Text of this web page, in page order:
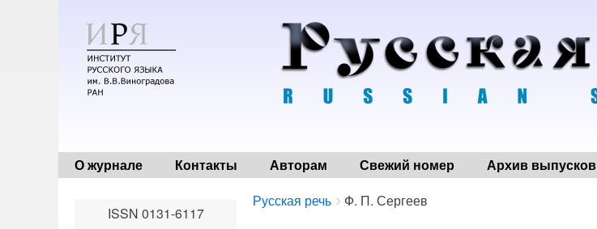
О журнале Контакты Авторам Свежий номер Архив выпусков
Breadcrumbs
You
Русская речь Ф. П. Сергеев
ISSN 0131-6117